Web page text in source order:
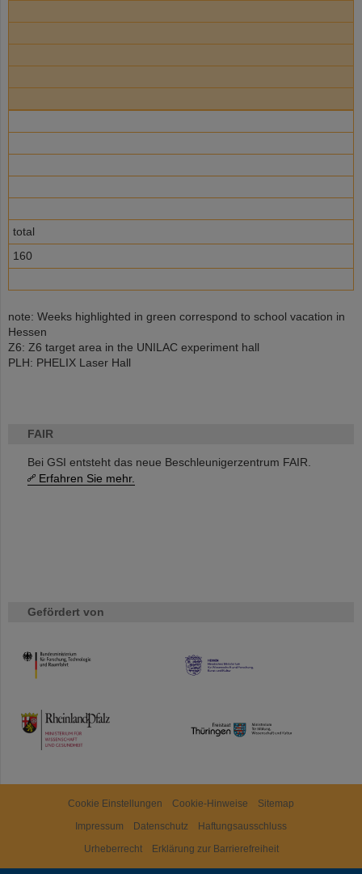
FAIR
Bei GSI entsteht das neue Beschleunigerzentrum FAIR.
Erfahren Sie mehr.
Gefördert von
HMWK
TMWWDG
total
160
note: Weeks highlighted in green correspond to school vacation in
Hessen
Z6: Z6 target area in the UNILAC experiment hall
PLH: PHELIX Laser Hall
Cookie Einstellungen Cookie-Hinweise
Sitemap
Impressum
Datenschutz
Haftungsausschluss
Urheberrecht
Erklärung zur Barrierefreiheit